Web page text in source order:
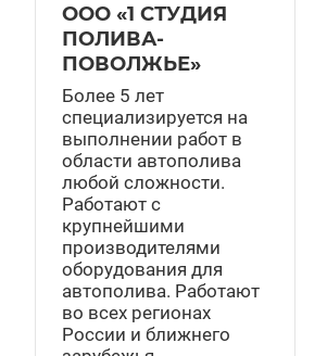
ООО «1 СТУДИЯ
ПОЛИВА-
ПОВОЛЖЬЕ»
Более 5 лет
специализируется на
выполнении работ в
области автополива
любой сложности.
Работают с
крупнейшими
производителями
оборудования для
автополива. Работают
во всех регионах
России и ближнего